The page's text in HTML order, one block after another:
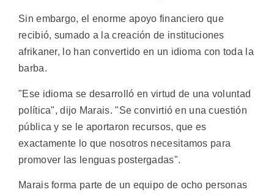
Sin embargo, el enorme apoyo financiero que
recibió, sumado a la creación de instituciones
afrikaner, lo han convertido en un idioma con toda la
barba.
"Ese idioma se desarrolló en virtud de una voluntad
política", dijo Marais. "Se convirtió en una cuestión
pública y se le aportaron recursos, que es
exactamente lo que nosotros necesitamos para
promover las lenguas postergadas".
Marais forma parte de un equipo de ocho personas